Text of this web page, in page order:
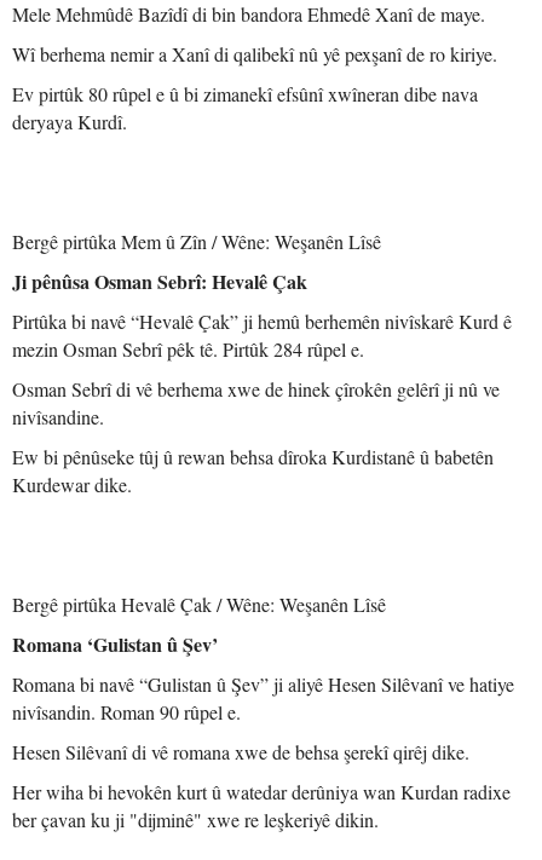
Mele Mehmûdê Bazîdî di bin bandora Ehmedê Xanî de maye.
Wî berhema nemir a Xanî di qalibekî nû yê pexşanî de ro kiriye.
Ev pirtûk 80 rûpel e û bi zimanekî efsûnî xwîneran dibe nava
deryaya Kurdî.
Bergê pirtûka Mem û Zîn / Wêne: Weşanên Lîsê
Ji pênûsa Osman Sebrî: Hevalê Çak
Pirtûka bi navê “Hevalê Çak” ji hemû berhemên nivîskarê Kurd ê
mezin Osman Sebrî pêk tê. Pirtûk 284 rûpel e.
Osman Sebrî di vê berhema xwe de hinek çîrokên gelêrî ji nû ve
nivîsandine.
Ew bi pênûseke tûj û rewan behsa dîroka Kurdistanê û babetên
Kurdewar dike.
Bergê pirtûka Hevalê Çak / Wêne: Weşanên Lîsê
Romana ‘Gulistan û Şev’
Romana bi navê “Gulistan û Şev” ji aliyê Hesen Silêvanî ve hatiye
nivîsandin. Roman 90 rûpel e.
Hesen Silêvanî di vê romana xwe de behsa şerekî qirêj dike.
Her wiha bi hevokên kurt û watedar derûniya wan Kurdan radixe
ber çavan ku ji "dijminê" xwe re leşkeriyê dikin.